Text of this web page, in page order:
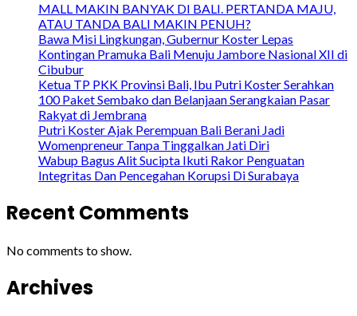
MALL MAKIN BANYAK DI BALI. PERTANDA MAJU,
ATAU TANDA BALI MAKIN PENUH?
Bawa Misi Lingkungan, Gubernur Koster Lepas
Kontingan Pramuka Bali Menuju Jambore Nasional XII di
Cibubur
Ketua TP PKK Provinsi Bali, Ibu Putri Koster Serahkan
100 Paket Sembako dan Belanjaan Serangkaian Pasar
Rakyat di Jembrana
Putri Koster Ajak Perempuan Bali Berani Jadi
Womenpreneur Tanpa Tinggalkan Jati Diri
Wabup Bagus Alit Sucipta Ikuti Rakor Penguatan
Integritas Dan Pencegahan Korupsi Di Surabaya
Recent Comments
No comments to show.
Archives